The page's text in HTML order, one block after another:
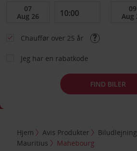
Chauffør over 25 år
Jeg har en rabatkode
FIND BILER
Hjem Avis Produkter Biludlejning
Mauritius
Mahebourg